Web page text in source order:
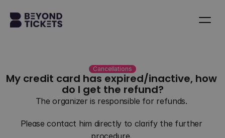
Cancellations
My credit card has expired/inactive, how
do I get the refund?
The organizer is responsible for refunds.
Please contact him directly to clarify the further
procedure.